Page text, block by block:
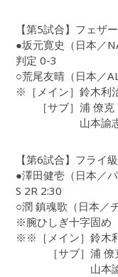
【第5試合】フェザ
●坂元寛史（日本／
判定 0-3
○荒尾友晴（日本／
※［メイン］鈴木利
［サブ］浦 僚克
山本諭志 18-
【第6試合】フライ
●澤田健壱（日本／
S 2R 2:30
○潤 鎮魂歌（日本／
※腕ひしぎ十字固め
※※［メイン］鈴木
［サブ］浦 僚
山本諭志